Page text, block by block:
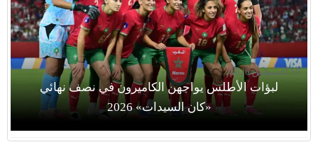
لبؤات الأطلس يواجهن الكاميرون في نصف نهائي
«كان السيدات» 2026
10 أغسطس 2026